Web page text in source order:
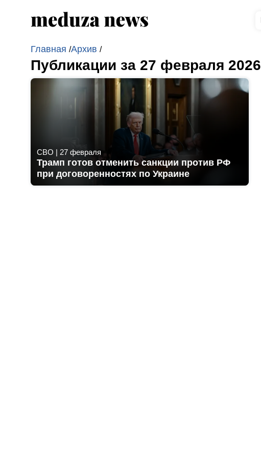
Главная /Архив /
Публикации за 27 февраля 2026
СВО | 27 февраля
Трамп готов отменить санкции против РФ
при договоренностях по Украине